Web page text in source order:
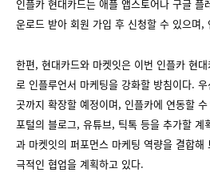
인플카 현대카드는 애플 앱스토어나 구글
운로드 받아 회원 가입 후 신청할 수 있으며,
한편, 현대카드와 마켓잇은 이번 인플카 현
로 인플루언서 마케팅을 강화할 방침이다.
곳까지 확장할 예정이며, 인플카에 연동할
포털의 블로그, 유튜브, 틱톡 등을 추가할 계
과 마켓잇의 퍼포먼스 마케팅 역량을 결합해
극적인 협업을 계획하고 있다.